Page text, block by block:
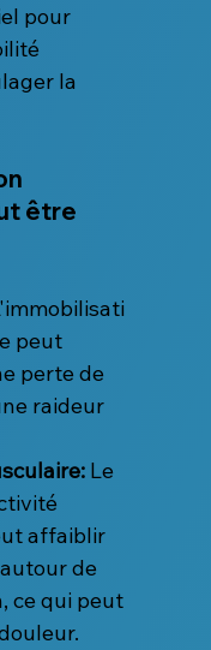
pour
la
être
peut
perte de
raideur
Le
affaiblir
de
ce qui peut